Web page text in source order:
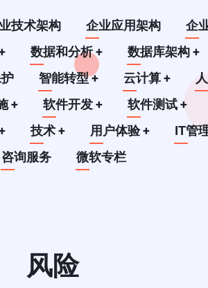
技术架构 企业应用架构
企
数据和分析+ 数据库架构+
智能转型+ 云计算+
+ 软件开发+ 软件测试+
技术+ 用户体验+
IT管
咨询服务 微软专栏
风险